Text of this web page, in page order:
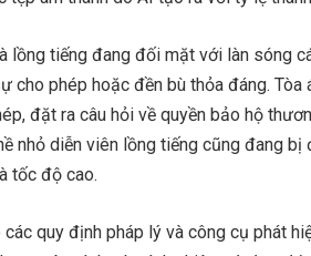
lồng tiếng đang đối mặt với làn sóng
cho phép hoặc đền bù thỏa đáng.
đặt ra câu hỏi về quyền bảo hộ
nhỏ diễn viên lồng tiếng cũng đang
tốc độ cao.
quy định pháp lý và công cụ phát